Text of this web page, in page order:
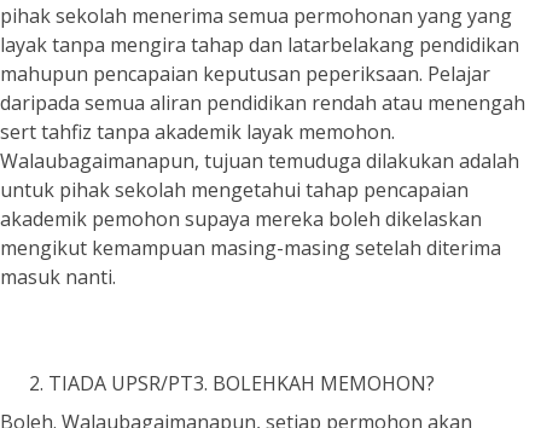
pihak sekolah menerima semua permohonan yang yang
layak tanpa mengira tahap dan latarbelakang pendidikan
mahupun pencapaian keputusan peperiksaan. Pelajar
daripada semua aliran pendidikan rendah atau menengah
sert tahfiz tanpa akademik layak memohon.
Walaubagaimanapun, tujuan temuduga dilakukan adalah
untuk pihak sekolah mengetahui tahap pencapaian
akademik pemohon supaya mereka boleh dikelaskan
mengikut kemampuan masing-masing setelah diterima
masuk nanti.
TIADA UPSR/PT3. BOLEHKAH MEMOHON?
Boleh. Walaubagaimanapun, setiap permohon akan